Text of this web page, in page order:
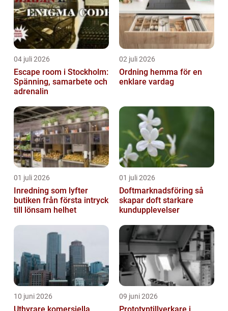
04 juli 2026
Escape room i Stockholm:
Spänning, samarbete och
adrenalin
02 juli 2026
Ordning hemma för en
enklare vardag
01 juli 2026
Inredning som lyfter
butiken från första intryck
till lönsam helhet
01 juli 2026
Doftmarknadsföring så
skapar doft starkare
kundupplevelser
10 juni 2026 09 juni 2026